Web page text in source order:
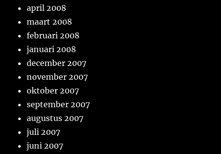
april 2008
maart 2008
februari 2008
januari 2008
december 2007
november 2007
oktober 2007
september 2007
augustus 2007
juli 2007
juni 2007